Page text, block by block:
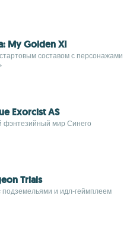
My Golden XI
составом с персонажами
Exorcist AS
фэнтезийный мир Синего
Trials
подземельями и идл-геймплеем